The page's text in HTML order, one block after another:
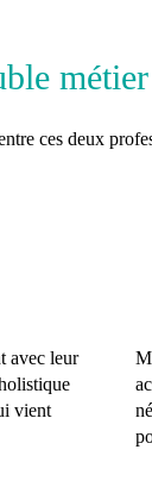
ces deux
avec leur
vient